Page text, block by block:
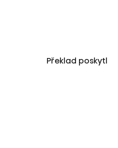
Překlad poskytl